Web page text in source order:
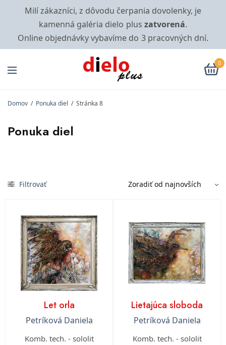
Milí zákazníci, z dôvodu čerpania dovolenky, je
kamenná galéria dielo plus zatvorená.
Online objednávky vybavíme do 3 pracovných dní.
0
Domov / Ponuka diel / Stránka 8
Ponuka diel
Filtrovať
Let orla
Petríková Daniela
Komb. tech. - sololit
Lietajúca sloboda
Petríková Daniela
Komb. tech. - sololit